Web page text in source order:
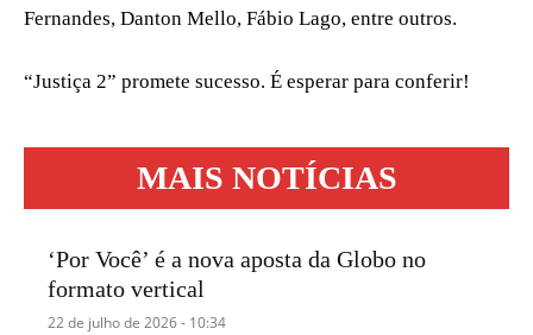
Fernandes, Danton Mello, Fábio Lago, entre outros.
“Justiça 2” promete sucesso. É esperar para conferir!
MAIS NOTÍCIAS
‘Por Você’ é a nova aposta da Globo no
formato vertical
22 de julho de 2026 - 10:34